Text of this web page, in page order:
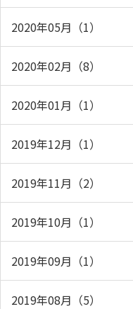
2020年05月（1）
2020年02月（8）
2020年01月（1）
2019年12月（1）
2019年11月（2）
2019年10月（1）
2019年09月（1）
2019年08月（5）